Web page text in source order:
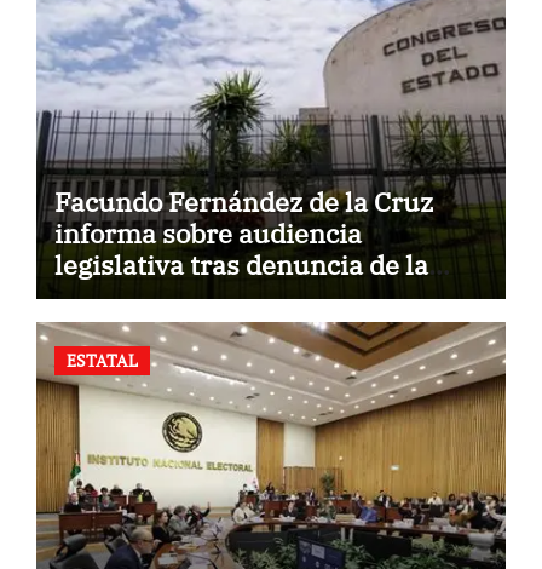
Facundo Fernández de la Cruz
informa sobre audiencia
legislativa tras denuncia de la
Fiscalía.
ESTATAL